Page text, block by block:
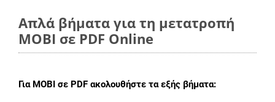
Απλά βήματα για τη μετατροπή
MOBI σε PDF Online
Για MOBI σε PDF ακολουθήστε τα εξής βήματα: